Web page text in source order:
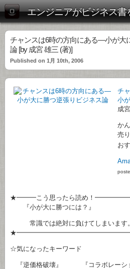
エンジニアがビジネス書
チャンスは6時の方向にある―小が大
論 [by 成宮 雄三 (著)]
Published on 1月 10th, 2006
チ
小
成
か
売
お
★━━━こう思ったら読め！
『小が大に勝つには？』
常識では絶対に負けてしまいます。
☆気になったキーワード
『逆価格破壊』 『コラボレーショ